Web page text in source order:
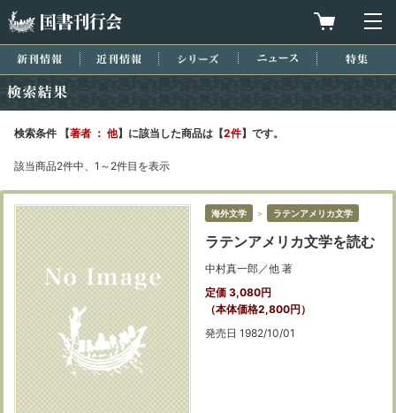
買物カゴを
新刊情報 近刊情報 シリーズ ニュース
検索条件 【著者 ： 他】に該当した商品は【2件】です。
該当商品2件中、1～2件目を表示
海外文学 ＞ ラテンアメリカ文学
ラテンアメリカ文学を読む
中村真一郎／他 著
定価 3,080円
（本体価格2,800円）
発売日 1982/10/01